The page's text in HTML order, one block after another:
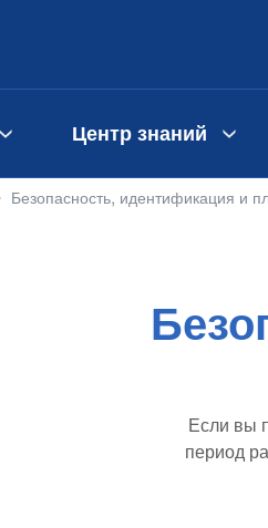
Центр знаний
Безопасность, идентификация и
Если вы
период